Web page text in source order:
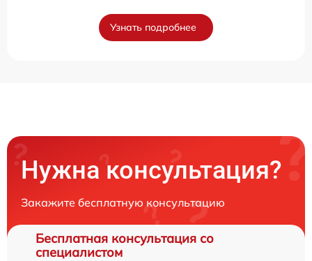
Узнать подробнее
Нужна консультация?
Закажите бесплатную консультацию
Бесплатная консультация со
специалистом